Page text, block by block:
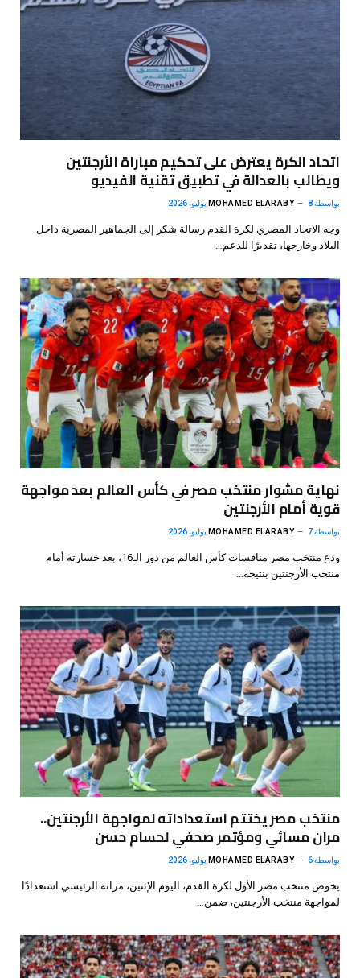
اتحاد الكرة يعترض على تحكيم مباراة الأرجنتين
ويطالب بالعدالة في تطبيق تقنية الفيديو
بواسطة MOHAMED ELARABY 8 يوليو، 2026
وجه الاتحاد المصري لكرة القدم رسالة شكر إلى الجماهير المصرية داخل
البلاد وخارجها، تقديرًا للدعم…
نهاية مشوار منتخب مصر في كأس العالم بعد مواجهة
قوية أمام الأرجنتين
بواسطة MOHAMED ELARABY 7 يوليو، 2026
ودع منتخب مصر منافسات كأس العالم من دور الـ16، بعد خسارته أمام
منتخب الأرجنتين بنتيجة…
منتخب مصر يختتم استعداداته لمواجهة الأرجنتين..
مران مسائي ومؤتمر صحفي لحسام حسن
بواسطة MOHAMED ELARABY 6 يوليو، 2026
يخوض منتخب مصر الأول لكرة القدم، اليوم الإثنين، مرانه الرئيسي استعدادًا
لمواجهة منتخب الأرجنتين، ضمن…